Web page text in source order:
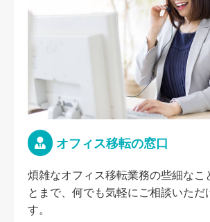
オフィス移転の窓口
煩雑なオフィス移転業務の些細なこ
とまで、何でも気軽にご相談いただ
す。